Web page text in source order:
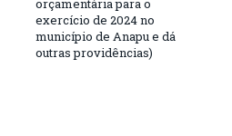
orçamentária para o
exercício de 2024 no
município de Anapu e dá
outras providências)